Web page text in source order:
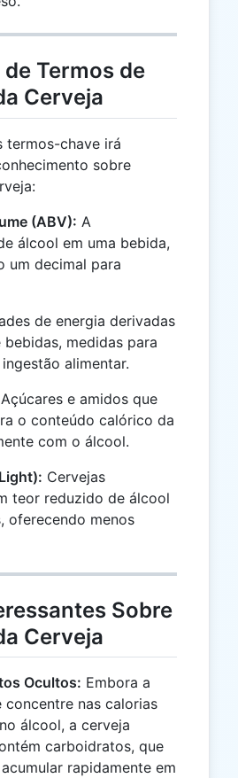
Termos de
Cerveja
termos-chave irá
sobre
(ABV): A
álcool em uma bebida,
um decimal para
de energia derivadas
medidas para
alimentar.
Açúcares e amidos que
o conteúdo calórico da
com o álcool.
Cervejas
teor reduzido de álcool
oferecendo menos
Sobre
Cerveja
Ocultos: Embora a
concentre nas calorias
álcool, a cerveja
carboidratos, que
rapidamente em